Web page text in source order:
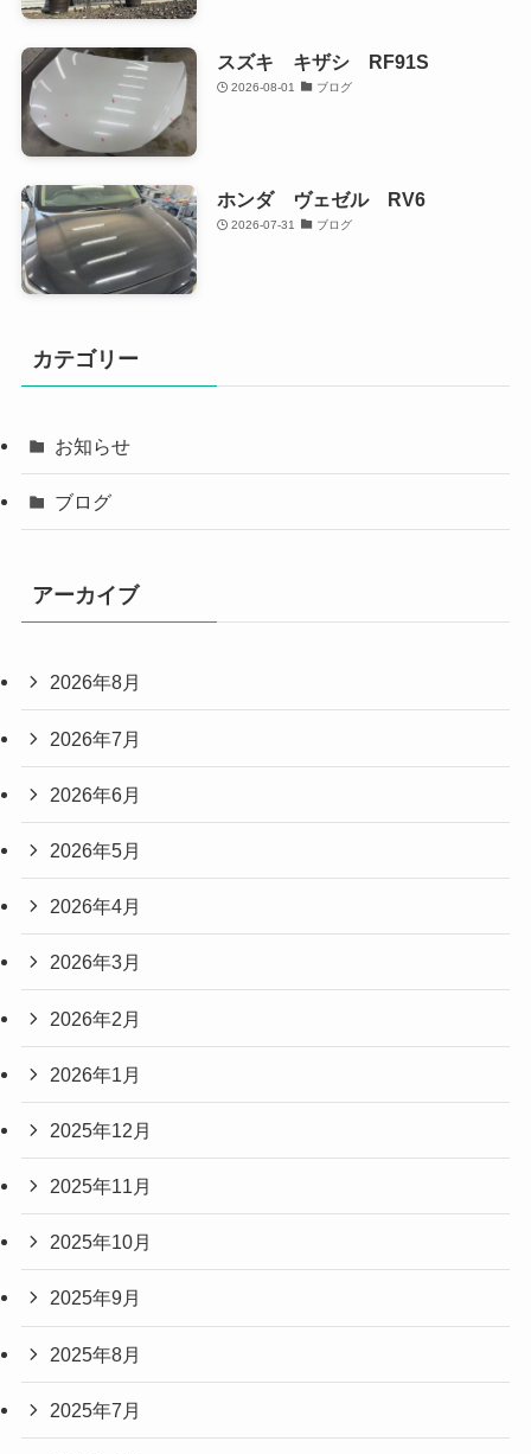
スズキ キザシ RF91S
2026-08-01 ブログ
ホンダ ヴェゼル RV6
2026-07-31 ブログ
カテゴリー
お知らせ
ブログ
アーカイブ
2026年8月
2026年7月
2026年6月
2026年5月
2026年4月
2026年3月
2026年2月
2026年1月
2025年12月
2025年11月
2025年10月
2025年9月
2025年8月
2025年7月